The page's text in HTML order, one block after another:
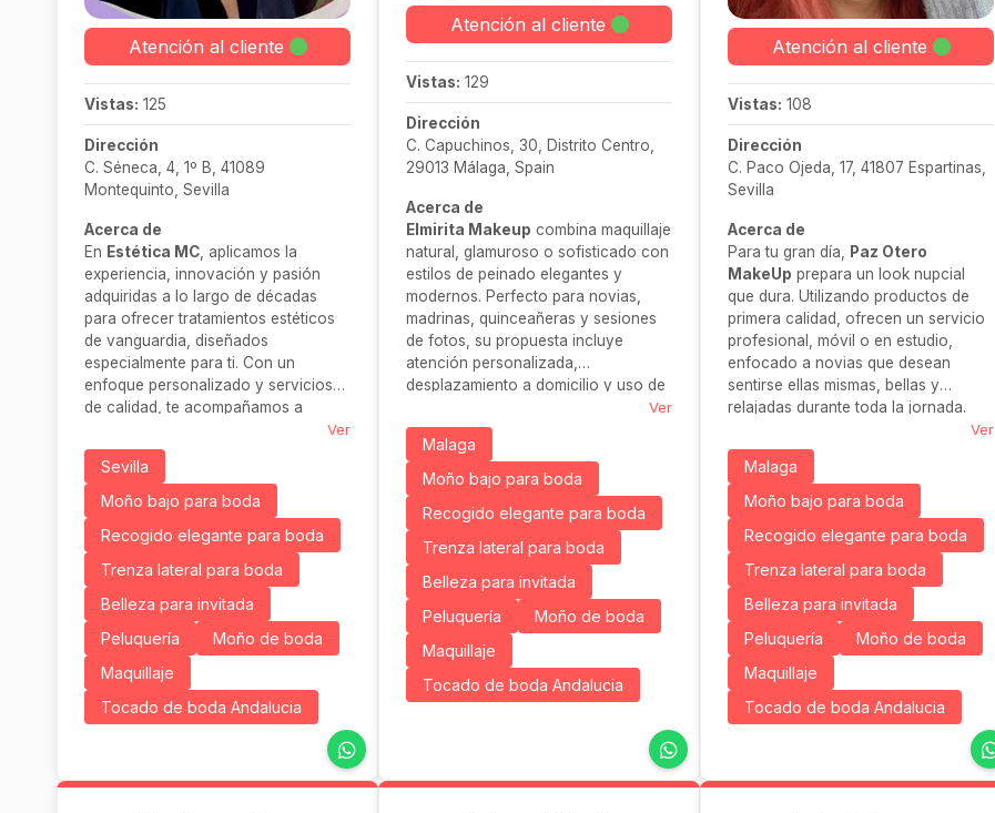
Atención al cliente
Vistas: 125
Dirección
C. Séneca, 4, 1º B, 41089
Montequinto, Sevilla
Acerca de
En Estética MC , aplicamos la
experiencia, innovación y pasión
adquiridas a lo largo de décadas
para ofrecer tratamientos estéticos
de vanguardia, diseñados
especialmente para ti. Con un
enfoque personalizado y servicios
de calidad, te acompañamos a
naturalidad y elegancia.
Ver
Sevilla
Moño bajo para boda
Recogido elegante para boda
Trenza lateral para boda
Belleza para invitada
Peluquería
Moño de boda
Maquillaje
Tocado de boda Andalucia
Atención al cliente
Vistas: 129
Dirección
C. Capuchinos, 30, Distrito Centro,
29013 Málaga, Spain
Acerca de
Elmirita Makeup combina maquillaje
natural, glamuroso o sofisticado con
estilos de peinado elegantes y
modernos. Perfecto para novias,
madrinas, quinceañeras y sesiones
de fotos, su propuesta incluye
atención personalizada,
desplazamiento a domicilio y uso de
cosmética premium. Una opción ideal
para celebrar con estilo y
tranquilidad.
Ver
Malaga
Moño bajo para boda
Recogido elegante para boda
Trenza lateral para boda
Belleza para invitada
Peluquería
Moño de boda
Maquillaje
Tocado de boda Andalucia
Atención al cliente
Vistas: 108
Dirección
C. Paco Ojeda, 17, 41807 Espartinas,
Sevilla
Acerca de
Para tu gran día,
Paz Otero
MakeUp prepara un look nupcial
que dura. Utilizando productos de
primera calidad, ofrecen un servicio
profesional, móvil o en estudio,
enfocado a novias que desean
sentirse ellas mismas, bellas y
relajadas durante toda la jornada.
Ver
Malaga
Moño bajo para boda
Recogido elegante para boda
Trenza lateral para boda
Belleza para invitada
Peluquería
Moño de boda
Maquillaje
Tocado de boda Andalucia